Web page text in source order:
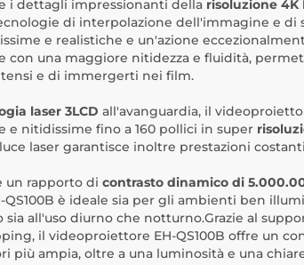
i dettagli impressionanti della risoluzione 4K
di interpolazione dell'immagine e di
e realistiche e un'azione
con una maggiore nitidezza e fluidità,
e di immergerti nei film.
laser 3LCD all'avanguardia, il
e nitidissime fino a 160 pollici in super
laser garantisce inoltre prestazioni
un rapporto di contrasto dinamico di
è ideale sia per gli ambienti ben
all'uso diurno che notturno.Grazie al
il videoproiettore EH-QS100B offre un
più ampia, oltre a una luminosità e una